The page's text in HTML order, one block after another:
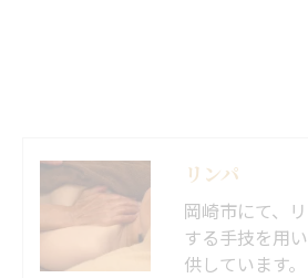
リンパ
岡崎市にて、
する手技を用
供しています